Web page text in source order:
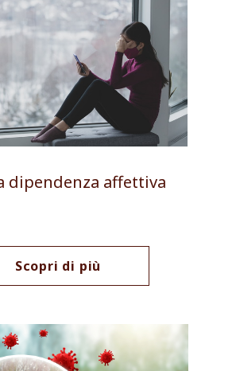
dipendenza affettiva
Scopri di più